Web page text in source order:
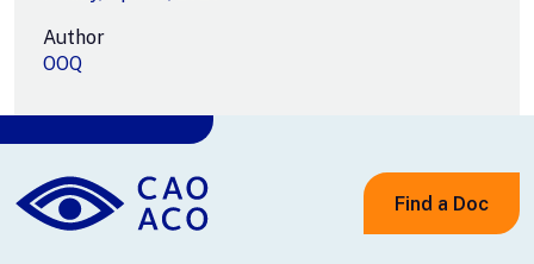
Author
OOQ
Find a Doc